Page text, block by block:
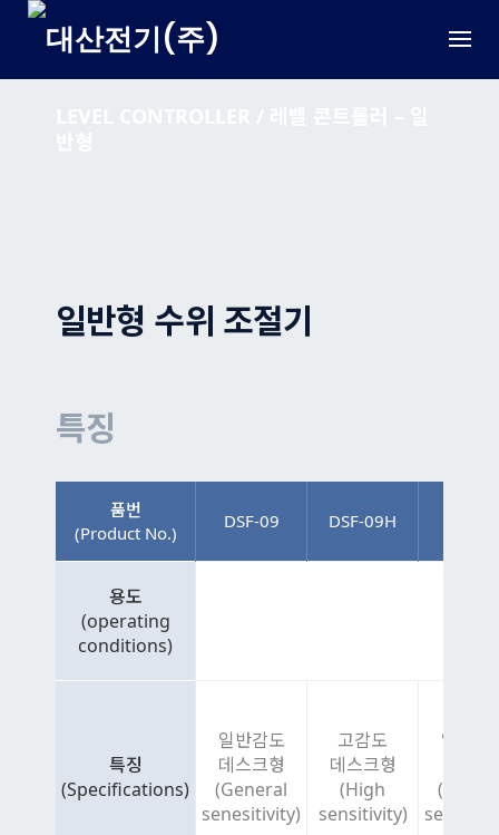
Skip
일반형 수위 조절기
특징
품번
(Product No.)
DSF-09 DSF-09H
용도
(operating
conditions)
특징
(Specifications)
일반감도
데스크형
(General
senesitivity)
고감도
데스크형
(High
sensitivity)
일반감